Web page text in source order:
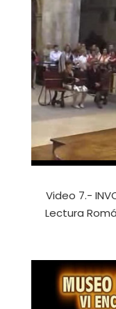
Video 7.-
Lectura